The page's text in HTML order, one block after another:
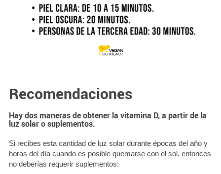
Recomendaciones
Hay dos maneras de obtener la vitamina D, a partir de la
luz solar o suplementos.
Si recibes esta cantidad de luz solar durante épocas del año y
horas del día cuando es posible quemarse con el sol, entonces
no deberías requerir suplementos: